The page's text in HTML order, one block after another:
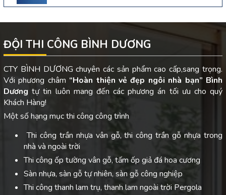
ĐỘI THI CÔNG BÌNH DƯƠNG
CTY BÌNH DƯƠNG chuyên các sản phẩm cao cấp,sang trọng.
Với phương châm “Hoàn thiện vẻ đẹp ngôi nhà bạn” Bình
Dươngtự tin luôn mang đến các phương án tối ưu cho quý
Khách Hàng!
Một số hạng mục thi công công trình
Thi công trần nhựa vân gỗ, thi công trần gỗ nhựa trong
nhà và ngoài trời
Thi công ốp tường vân gỗ, tấm ốp giả đá hoa cương
Sàn nhựa, sàn gỗ tự nhiên, sàn gỗ công nghiệp
Thi công thanh lam trụ, thanh lam ngoài trời Pergola